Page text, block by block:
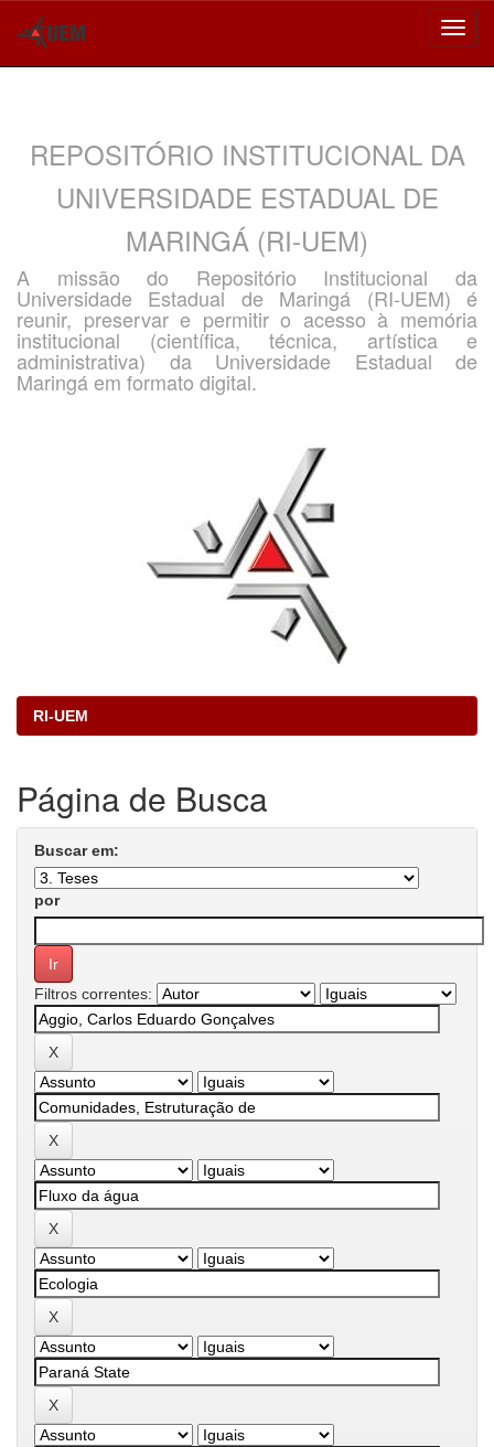
REPOSITÓRIO INSTITUCIONAL DA
UNIVERSIDADE ESTADUAL DE
MARINGÁ (RI-UEM)
A missão do Repositório Institucional da
Universidade Estadual de Maringá (RI-UEM) é
reunir, preservar e permitir o acesso à memória
institucional (científica, técnica, artística e
administrativa) da Universidade Estadual de
Maringá em formato digital.
RI-UEM
Página de Busca
Buscar em:
por
Filtros correntes: